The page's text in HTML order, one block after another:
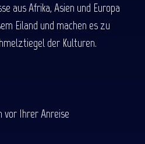
aus Afrika, Asien und Europa
Eiland und machen es zu
der Kulturen.
Ihrer Anreise